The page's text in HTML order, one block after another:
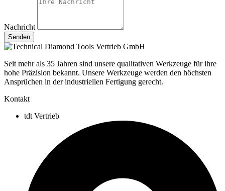
Nachricht
Senden
Seit mehr als 35 Jahren sind unsere qualitativen Werkzeuge für ihre
hohe Präzision bekannt. Unsere Werkzeuge werden den höchsten
Ansprüchen in der industriellen Fertigung gerecht.
Kontakt
tdt Vertrieb